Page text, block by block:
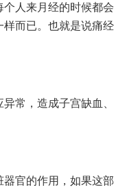
人来月经的时候都会
而已。也就是说痛经
常，造成子宫缺血、
官的作用，如果这部